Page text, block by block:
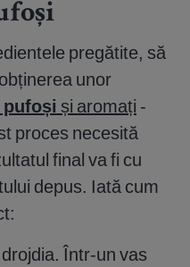
pregătite, să
unor
și aromați -
proces necesită
final va fi cu
depus. Iată cum
Într-un vas